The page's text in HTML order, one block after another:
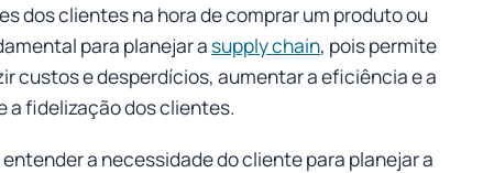
dos clientes na hora de comprar um produto ou
para planejar asupply chain, pois permite
custos e desperdícios, aumentar a eficiência e a
a fidelização dos clientes.
a necessidade do cliente para planejar a